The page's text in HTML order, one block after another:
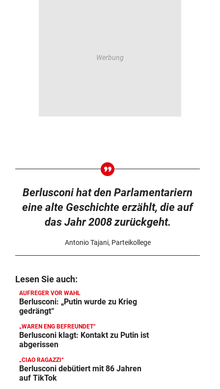
Berlusconi hat den Parlamentariern
eine alte Geschichte erzählt, die auf
das Jahr 2008 zurückgeht.
Antonio Tajani, Parteikollege
Lesen Sie auch:
AUFREGER VOR WAHL
Berlusconi: „Putin wurde zu Krieg
gedrängt“
„WAREN ENG BEFREUNDET“
Berlusconi klagt: Kontakt zu Putin ist
abgerissen
„CIAO RAGAZZI“
Berlusconi debütiert mit 86 Jahren
auf TikTok